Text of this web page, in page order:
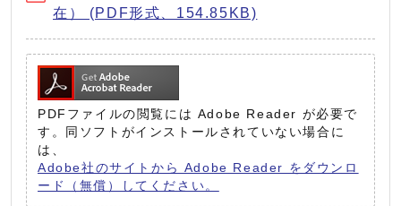
在） (PDF形式、154.85KB)
PDFファイルの閲覧には Adobe Reader が必要で
す。同ソフトがインストールされていない場合に
は、
Adobe社のサイトから Adobe Reader をダウンロ
ード（無償）してください。